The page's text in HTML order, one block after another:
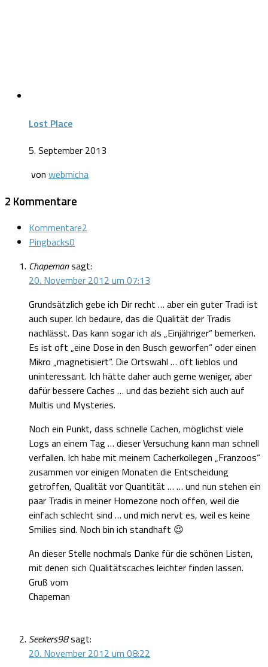
Lost Place
5. September 2013
von webmicha
2 Kommentare
Kommentare2
Pingbacks0
Chapemansagt:
20. November 2012 um 07:13
Grundsätzlich gebe ich Dir recht … aber ein guter Tradi ist
auch super. Ich bedaure, das die Qualität der Tradis
nachlässt. Das kann sogar ich als „Einjähriger“ bemerken.
Es ist oft „eine Dose in den Busch geworfen“ oder einen
Mikro „magnetisiert“. Die Ortswahl … oft lieblos und
uninteressant. Ich hätte daher auch gerne weniger, aber
dafür bessere Caches … und das bezieht sich auch auf
Multis und Mysteries.
Noch ein Punkt, dass schnelle Cachen, möglichst viele
Logs an einem Tag … dieser Versuchung kann man schnell
verfallen. Ich habe mit meinem Cacherkollegen „Franzoos“
zusammen vor einigen Monaten die Entscheidung
getroffen, Qualität vor Quantität … … und nun stehen ein
paar Tradis in meiner Homezone noch offen, weil die
einfach schlecht sind … und mich nervt es, weil es keine
Smilies sind. Noch bin ich standhaft 😉
An dieser Stelle nochmals Danke für die schönen Listen,
mit denen sich Qualitätscaches leichter finden lassen.
Gruß vom
Chapeman
Seekers98sagt:
20. November 2012 um 08:22